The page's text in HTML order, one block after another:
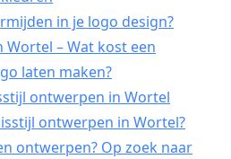
in je logo design?
– Wat kost een
laten maken?
ontwerpen in Wortel
ontwerpen in Wortel?
ontwerpen? Op zoek naar